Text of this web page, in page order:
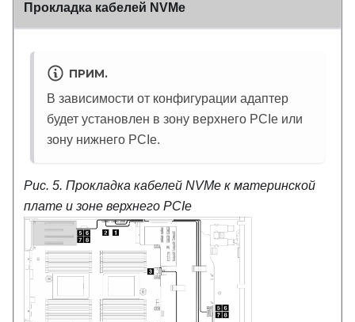
Прокладка кабелей NVMe
ПРИМ.
В зависимости от конфигурации адаптер
будет установлен в зону верхнего PCIe или
зону нижнего PCIe.
Рис. 5. Прокладка кабелей NVMe к материнской
плате и зоне верхнего PCIe